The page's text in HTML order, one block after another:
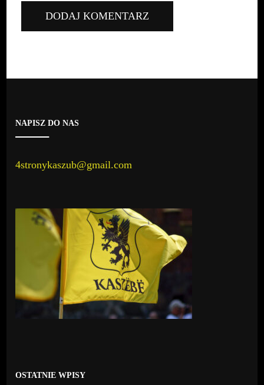
NAPISZ DO NAS
4stronykaszub@gmail.com
OSTATNIE WPISY